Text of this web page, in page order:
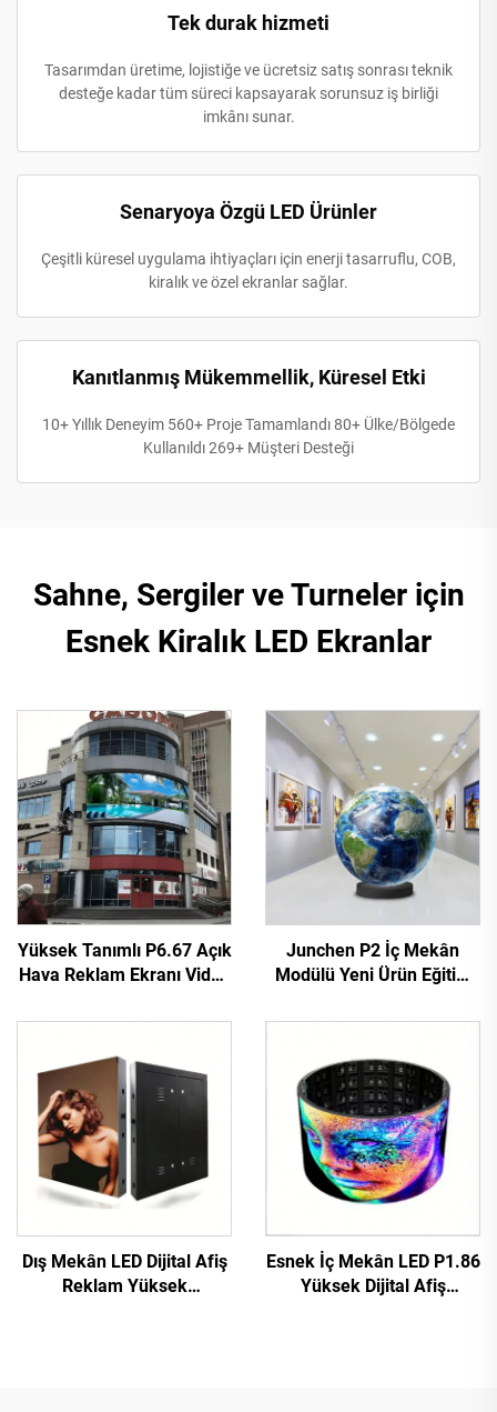
Tek durak hizmeti
Tasarımdan üretime, lojistiğe ve ücretsiz satış sonrası teknik
desteğe kadar tüm süreci kapsayarak sorunsuz iş birliği
imkânı sunar.
Senaryoya Özgü LED Ürünler
Çeşitli küresel uygulama ihtiyaçları için enerji tasarruflu, COB,
kiralık ve özel ekranlar sağlar.
Kanıtlanmış Mükemmellik, Küresel Etki
10+ Yıllık Deneyim 560+ Proje Tamamlandı 80+ Ülke/Bölgede
Kullanıldı 269+ Müşteri Desteği
Sahne, Sergiler ve Turneler için
Esnek Kiralık LED Ekranlar
Yüksek Tanımlı P6.67 Açık
Hava Reklam Ekranı Video
Dayanıklı LED Dijital Ekran
Junchen P2 İç Mekân
Modülü Yeni Ürün Eğitim
Dokunmatik Top Esnek
Perakende Mağazası
Dış Mekân LED Dijital Afiş
Reklam Yüksek
Esnek İç Mekân LED P1.86
Yüksek Dijital Afiş